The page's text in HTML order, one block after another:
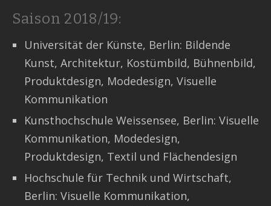
Saison 2018/19:
Universität der Künste, Berlin: Bildende
Kunst, Architektur, Kostümbild, Bühnenbild,
Produktdesign, Modedesign, Visuelle
Kommunikation
Kunsthochschule Weissensee, Berlin: Visuelle
Kommunikation, Modedesign,
Produktdesign, Textil und Flächendesign
Hochschule für Technik und Wirtschaft,
Berlin: Visuelle Kommunikation,